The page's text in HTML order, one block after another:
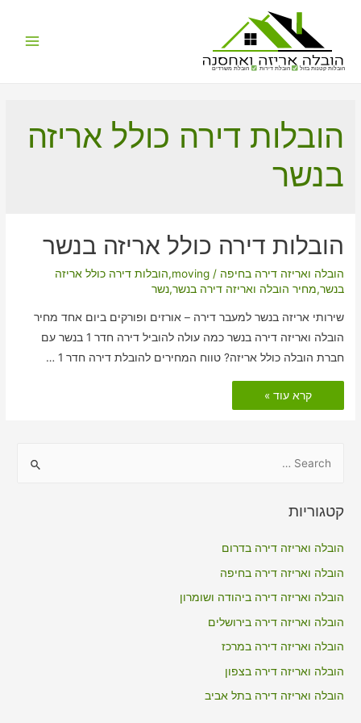
הובלות קטנות בזול הובלת דירות הובלת משרדים
הובלות דירה כולל אריזה
בנשר
הובלות דירה כולל אריזה בנשר
הובלה ואריזה דירה בחיפה /
moving
,הובלות דירה כולל אריזה
בנשר,מחיר הובלה ואריזה דירה בנשר,נשר
שירותי אריזה בנשר למעבר דירה – אורזים ופורקים ביום אחד מחיר
הובלה ואריזה דירה בנשר כמה עולה להוביל דירה חדר 1 בנשר עם
חברת הובלה כולל אריזה? טווח המחירים להובלת דירה חדר 1 …
הובלות
דירה
כולל
קרא עוד »
r
o
r
:
קטגוריות
הובלה ואריזה דירה בדרום
הובלה ואריזה דירה בחיפה
הובלה ואריזה דירה ביהודה ושומרון
הובלה ואריזה דירה בירושלים
הובלה ואריזה דירה במרכז
הובלה ואריזה דירה בצפון
הובלה ואריזה דירה בתל אביב